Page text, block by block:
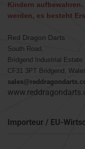
Kindern
werden, es besteht
Red Dragon Darts
South Road,
Bridgend Industrial Estate
CF31 3PT Bridgend,
Importeur / EU-